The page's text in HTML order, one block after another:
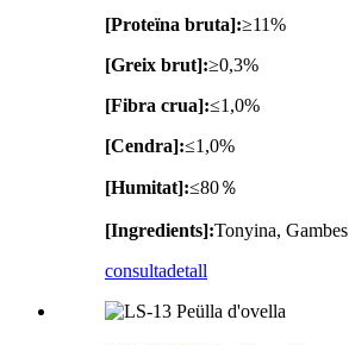
[Proteïna bruta]:≥11%
[Greix brut]:≥0,3%
[Fibra crua]:≤1,0%
[Cendra]:≤1,0%
[Humitat]:≤80％
[Ingredients]:Tonyina, Gambes
consultadetall